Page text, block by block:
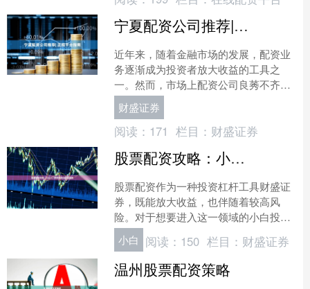
宁夏配资公司推荐| 正规平台指南
近年来，随着金融市场的发展，配资业
务逐渐成为投资者放大收益的工具之
一。然而，市场上配资公司良莠不齐财
盛证券，如何选择正规、安全的平台成
为宁夏投资者的关注重点。本....
财盛证券
阅读： 171 栏目： 财盛证券
股票配资攻略：小白入门到精通的全流程指南
股票配资作为一种投资杠杆工具财盛证
券，既能放大收益，也伴随着较高风
险。对于想要进入这一领域的小白投资
者，掌握正确的知识和流程至关重要。
本指南将带你从零开始，逐步....
小白 阅读： 150 栏目： 财盛证券
温州股票配资策略